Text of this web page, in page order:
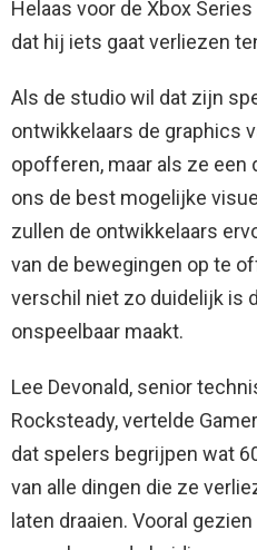
Helaas voor de Xbox
dat hij iets gaat verliezen
Als de studio wil dat zijn
ontwikkelaars de graphics
opofferen, maar als ze
ons de best mogelijke
zullen de ontwikkelaars
van de bewegingen op te
verschil niet zo duidelijk is
onspeelbaar maakt.
Lee Devonald, senior
Rocksteady, vertelde
dat spelers begrijpen wat
van alle dingen die ze
laten draaien. Vooral